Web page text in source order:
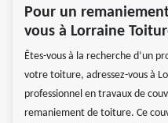
Pour un
vous à Lorraine
Êtes-vous à la recherche d’un
votre toiture, adressez-vous à
professionnel en travaux de
remaniement de toiture. Ce